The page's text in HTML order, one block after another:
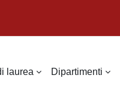
laurea Dipartimenti